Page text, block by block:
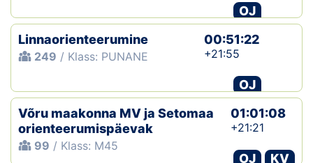
OJ
Linnaorienteerumine
249 / Klass: PUNANE
00:51:22
+21:55
OJ
Võru maakonna MV ja Setomaa
orienteerumispäevak
99 / Klass: M45
01:01:08
+21:21
OJ
KV